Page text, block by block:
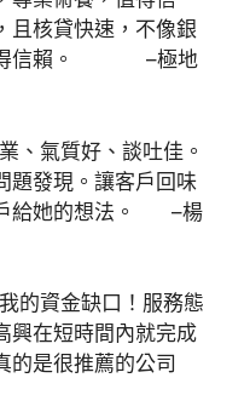
且核貸快速，不像銀
值得信賴。 –極地
、氣質好、談吐佳。
題發現。讓客戶回味
戶給她的想法。 –楊
的資金缺口！服務態
興在短時間內就完成
的是很推薦的公司